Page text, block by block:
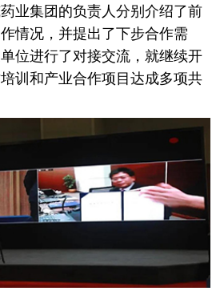
业集团的负责人分别介绍了前
情况，并提出了下步合作需
位进行了对接交流，就继续开
训和产业合作项目达成多项共